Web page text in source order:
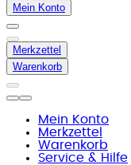
Mein Konto
Merkzettel
Warenkorb
Mein Konto
Merkzettel
Warenkorb
Service & Hilfe